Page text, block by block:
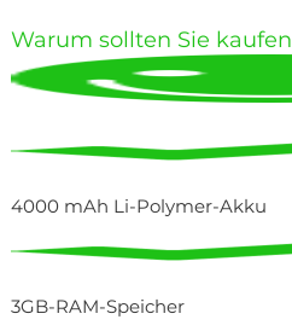
Warum sollten Sie kaufen
4000 mAh Li-Polymer-Akku
3GB-RAM-Speicher